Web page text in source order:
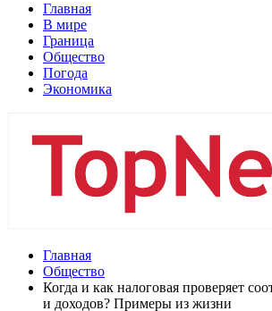
Главная
В мире
Граница
Общество
Погода
Экономика
Главная
Общество
Когда и как налоговая проверяет
и доходов? Примеры из жизни